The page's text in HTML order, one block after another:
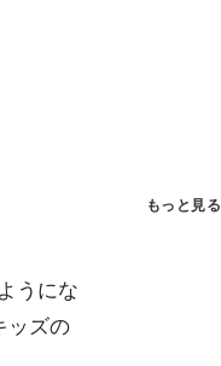
うにな
ッズの
もっと見る